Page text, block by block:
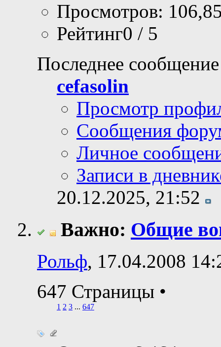
Просмотров:
Рейтинг0 / 5
Последнее
cefasolin
Просмотр
Сообщения
Личное
Записи в
20.12.2025, 21:52
Важно: Общие
Рольф, 17.04.2008
647 Страницы •
1 2 3 ... 647